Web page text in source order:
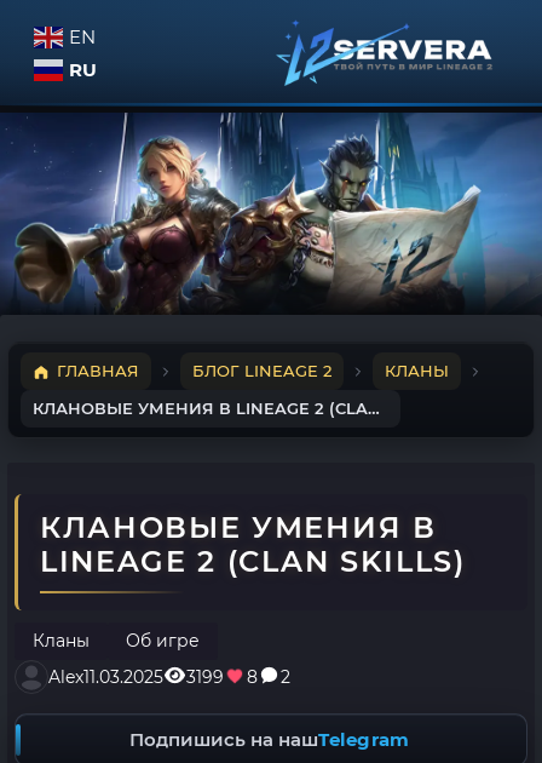
EN
RU
ГЛАВНАЯ БЛОГ LINEAGE 2
КЛАНЫ
КЛАНОВЫЕ УМЕНИЯ В LINEAGE 2 (CLAN SKILLS)
КЛАНОВЫЕ УМЕНИЯ В
LINEAGE 2 (CLAN SKILLS)
Кланы
Об игре
Alex11.03.2025 3199 8 2
Подпишись на нашTelegram